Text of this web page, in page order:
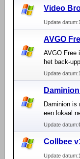
Video
Update datum:
AVGO
AVGO Free
het back-
Update datum:
Daminion is
een lokaal
Update datum:
Collbee
Update datum: